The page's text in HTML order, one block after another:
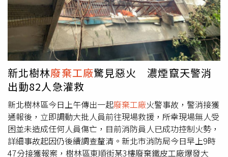
兩人有債務糾紛，陳男消失後蔡女使用其手機傳假訊息給家
屬，營造陳男還在世的假象，不過裝屍體的塑膠桶、一旁水
泥攪拌器等工具，都是蔡女所購買，被認為涉有重嫌。雖然
蔡女始終否認殺害陳男，但所有間接證據都指向蔡女，檢方
去年3月偵結，依《殺人》、《棄屍》、《偽造文書》、
《盜用他人通信設備》等罪嫌將她起訴。由於本案案情複
雜，檢警並未掌握蔡女直接殺人證據，蔡女的辯護律師也針
對檢察官無法說明蔡女如何殺人也無法精確指出何時何處，
請求合議庭判她無罪。本案也被認為是目前為止，難度最高
的國民法官案件。國民法庭本周連日開庭審理，蔡女仍主張
陳男非她所殺，堅稱「沒做的事情就是沒做」，被害家屬則
淚訴蔡女害得他們家破人亡，遭遇極大的痛苦，至今還不敢
把陳男死訊告訴10歲女兒，請求合議庭將她判處死刑；檢方
新北樹林廢棄工廠驚見惡火 濃煙竄天警消
出動82人急灌救
新北樹林區今日上午傳出一起廢棄工廠火警事故，警消接獲
通報後，立即調動大批人員前往現場救援，所幸現場無人受
困並未造成任何人員傷亡，目前消防員人已成功控制火勢，
詳細事故起因仍後續調查釐清。新北市消防局今日早上9時
47分接獲報案，樹林區東順街某3樓廢棄鐵皮工廠爆發大